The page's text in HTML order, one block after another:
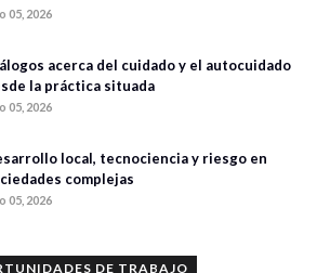
05, 2026
acerca del cuidado y el autocuidado
la práctica situada
05, 2026
local, tecnociencia y riesgo en
complejas
05, 2026
DE TRABAJO